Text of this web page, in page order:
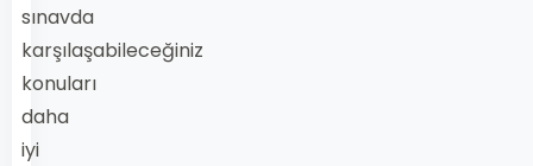
sınavda
karşılaşabileceğiniz
konuları
daha
iyi